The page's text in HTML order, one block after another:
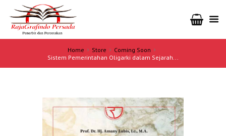
Home Store
Coming Soon
Sistem Pemerintahan Oligarki dalam Sejarah...